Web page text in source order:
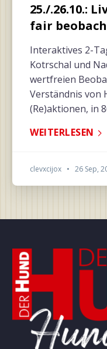
25./.26.10.:
fair
Interaktives 2-
Kotrschal und
wertfreien
Verständnis von
(Re)aktionen, in
WEITERLESEN
clevxcijox • 26 Sep,